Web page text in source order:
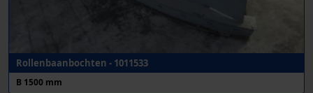
Rollenbaanbochten - 1011533
B 1500 mm